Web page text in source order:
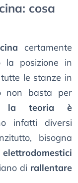
cosa
certamente
la posizione in
le stanze in
non basta per
la teoria è
infatti diversi
bisogna
elettrodomestici
di rallentare